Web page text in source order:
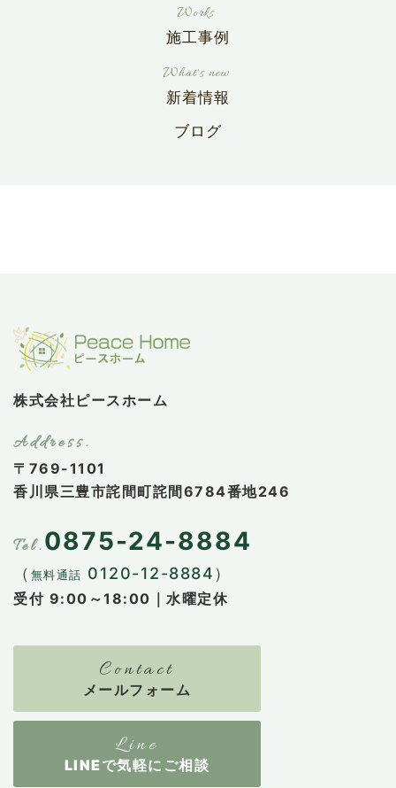
施工事例
新着情報
ブログ
株式会社ピースホーム
〒769-1101
香川県三豊市詫間町詫間6784番地246
0875-24-8884
（ 無料通話 0120-12-8884）
受付 9:00～18:00｜水曜定休
メールフォーム
LINEで気軽にご相談